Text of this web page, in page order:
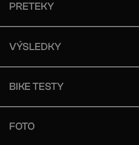
PRETEKY
VÝSLEDKY
BIKE TESTY
FOTO